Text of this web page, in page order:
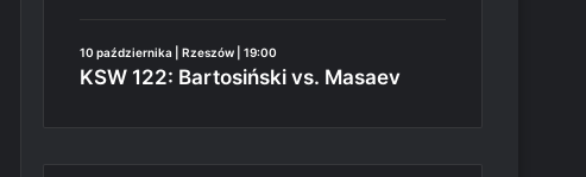
10 października | Rzeszów | 19:00
KSW 122: Bartosiński vs. Masaev